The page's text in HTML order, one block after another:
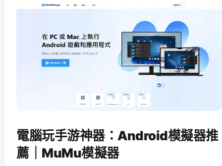
電腦玩手游神器：Android模擬器推
薦｜MuMu模擬器